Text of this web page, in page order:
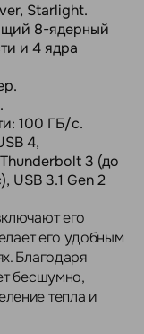
Starlight.
8-ядерный
и 4 ядра
100 ГБ/с.
4,
3 (до
USB 3.1 Gen 2
его
его удобным
Благодаря
бесшумно,
тепла и